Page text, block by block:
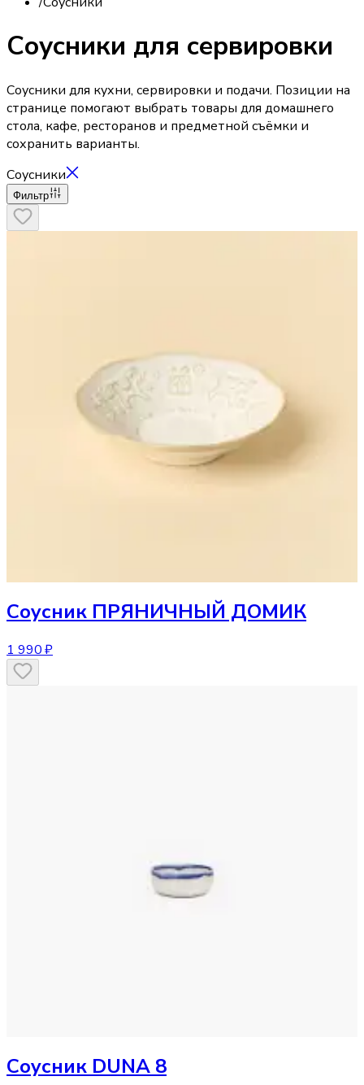
Соусники для сервировки
Соусники для кухни, сервировки и подачи. Позиции на
странице помогают выбрать товары для домашнего
стола, кафе, ресторанов и предметной съёмки и
сохранить варианты.
Соусники
Фильтр
Соусник ПРЯНИЧНЫЙ ДОМИК
1 990 ₽
Соусник DUNA 8